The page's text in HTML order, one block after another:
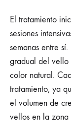
El tratamiento
sesiones
semanas entre
gradual del vello
color natural.
tratamiento, ya
el volumen de
vellos en la zona